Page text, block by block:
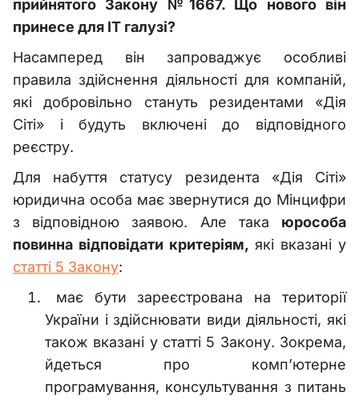
прийнятого Закону №1667. Що нового він
принесе для ІТ галузі?
Насамперед він запроваджує особливі
правила здійснення діяльності для компаній,
які добровільно стануть резидентами «Дія
Сіті» і будуть включені до відповідного
реєстру.
Для набуття статусу резидента «Дія Сіті»
юридична особа має звернутися до Мінцифри
з відповідною заявою. Але така юрособа
повинна відповідати критеріям, які вказані у
статті 5 Закону:
має бути зареєстрована на території
України і здійснювати види діяльності, які
також вказані у статті 5 Закону. Зокрема,
йдеться про комп’ютерне
програмування, консультування з питань